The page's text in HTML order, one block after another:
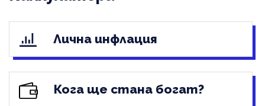
Лична инфлация
Кога ще стана богат?